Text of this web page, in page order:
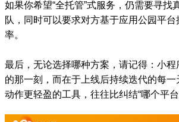
如果你希望“全托管”式服务，仍需要寻找
队，同时可以要求对方基于应用公园平
率。
最后，无论选择哪种方案，请记得：小
的那一刻，而在于上线后持续迭代的每
动作更轻盈的工具，往往比纠结“哪个平台